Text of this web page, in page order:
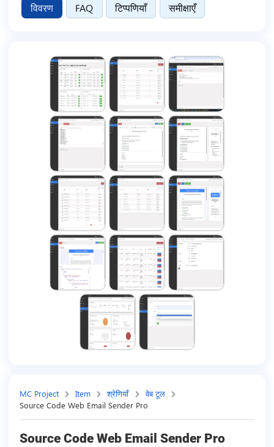
विवरण FAQ टिप्पणियाँ समीक्षाएँ
MC Project Item श्रेणियाँ
वेब टूल
Source Code Web Email Sender Pro
Source Code Web Email Sender Pro